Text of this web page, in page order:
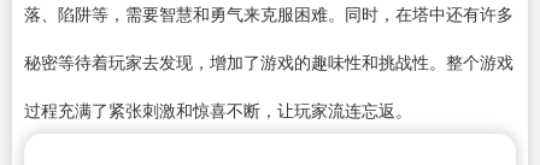
落、陷阱等，需要智慧和勇气来克服困难。同时，在塔中还有许多
秘密等待着玩家去发现，增加了游戏的趣味性和挑战性。整个游戏
过程充满了紧张刺激和惊喜不断，让玩家流连忘返。